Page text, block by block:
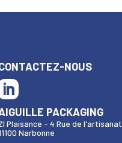
NOUS
PACKAGING
Plaisance - 4 Rue de l'artisanat
Narbonne